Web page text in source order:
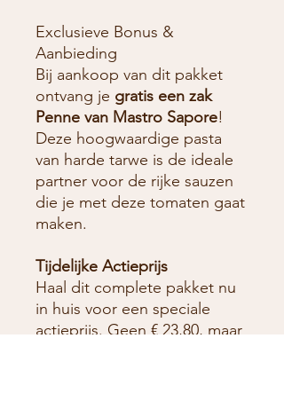
Exclusieve Bonus &
Aanbieding
Bij aankoop van dit pakket
ontvang je gratis een zak
Penne van Mastro Sapore!
Deze hoogwaardige pasta
van harde tarwe is de ideale
partner voor de rijke sauzen
die je met deze tomaten gaat
maken.
Tijdelijke Actieprijs
Haal dit complete pakket nu
in huis voor een speciale
actieprijs. Geen € 23,80, maar